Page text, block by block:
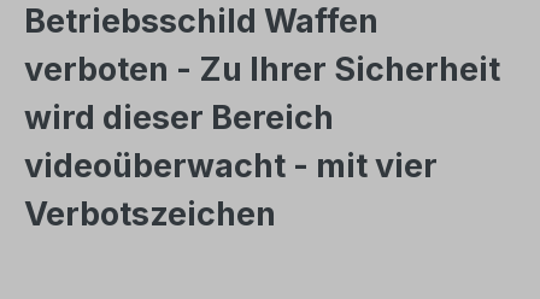
Betriebsschild Waffen
verboten - Zu Ihrer Sicherheit
wird dieser Bereich
videoüberwacht - mit vier
Verbotszeichen